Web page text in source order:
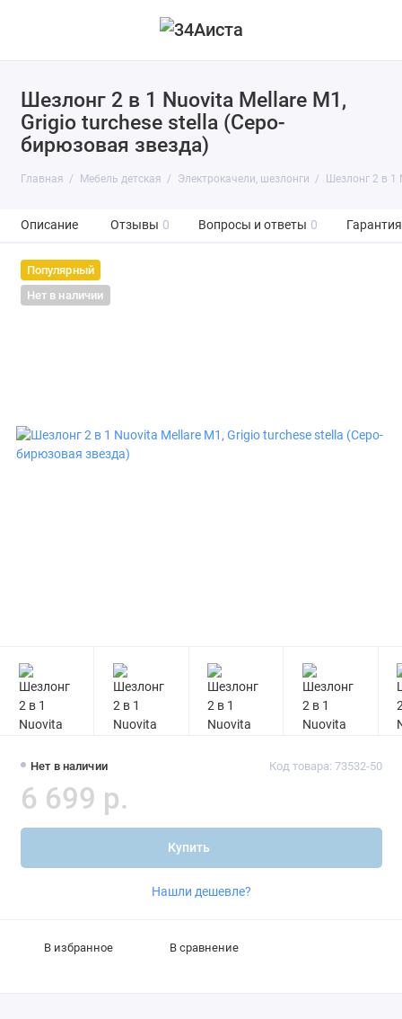
Шезлонг 2 в 1 Nuovita Mellare M1,
Grigio turchese stella (Серо-
бирюзовая звезда)
Главная Мебель детская Электрокачели, шезлонги Шезлонг 2 в 1
Описание Отзывы 0 Вопросы и ответы 0 Гарантия
Популярный
Нет в наличии
Нет в наличии Код товара: 73532-50
6 699 р.
Купить
Нашли дешевле?
В избранное В сравнение